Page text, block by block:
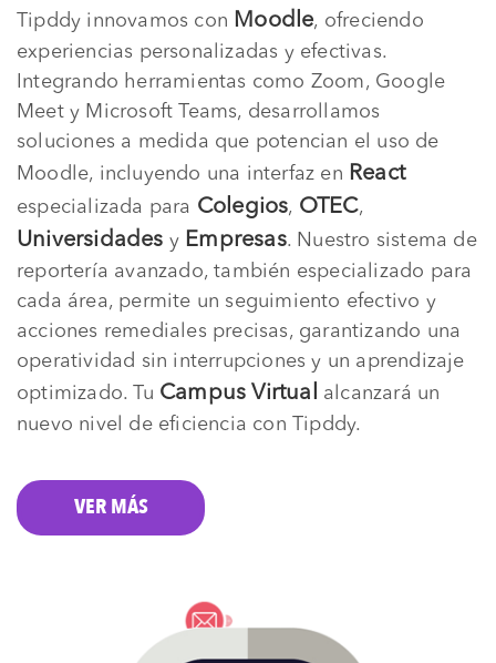
Tipddy innovamos con Moodle, ofreciendo
experiencias personalizadas y efectivas.
Integrando herramientas como Zoom, Google
Meet y Microsoft Teams, desarrollamos
soluciones a medida que potencian el uso de
Moodle, incluyendo una interfaz en React
especializada para Colegios, OTEC,
Universidades y Empresas. Nuestro sistema de
reportería avanzado, también especializado para
cada área, permite un seguimiento efectivo y
acciones remediales precisas, garantizando una
operatividad sin interrupciones y un aprendizaje
optimizado. Tu Campus Virtual
alcanzará un
nuevo nivel de eficiencia con Tipddy.
VER MÁS